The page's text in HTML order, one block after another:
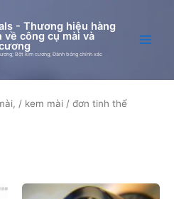
- Thương hiệu hàng
về công cụ mài và
Bột kim cương; Đánh bóng chính xác
/ kem mài / đơn tinh thể
This